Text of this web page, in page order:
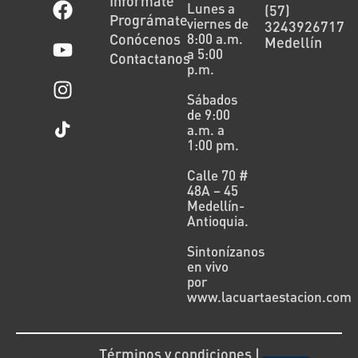
Prográmate
Conócenos
Contactanos
Lunes a
viernes de
8:00 a.m.
a 5:00
p.m.
Sábados
de 9:00
a.m. a
1:00 pm.
Calle 70 #
48A – 45
Medellín-
Antioquia.
Sintonízanos
en vivo
por
www.lacuartaestacion.com
(57)
3243926717
Medellín
Términos y condiciones |